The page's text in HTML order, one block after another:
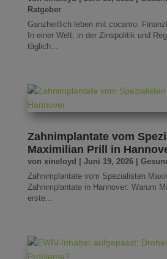
Ratgeber
Ganzheitlich leben mit cocamo:
In einer Welt, in der Zinspolitik und
täglich...
Zahnimplantate vom
Maximilian Prill in
von xineloyd Juni 19, 2026|
Zahnimplantate vom Spezialisten
Zahnimplantate in Hannover: Warum
erste...